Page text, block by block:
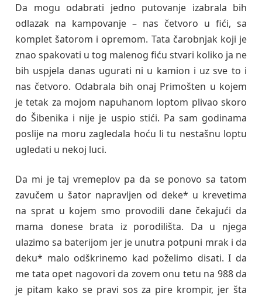
Da mogu odabrati jedno putovanje izabrala bih
odlazak na kampovanje – nas četvoro u fići, sa
komplet šatorom i opremom. Tata čarobnjak koji je
znao spakovati u tog malenog fiću stvari koliko ja ne
bih uspjela danas ugurati ni u kamion i uz sve to i
nas četvoro. Odabrala bih onaj Primošten u kojem
je tetak za mojom napuhanom loptom plivao skoro
do Šibenika i nije je uspio stići. Pa sam godinama
poslije na moru zagledala hoću li tu nestašnu loptu
ugledati u nekoj luci.
Da mi je taj vremeplov pa da se ponovo sa tatom
zavučem u šator napravljen od deke* u krevetima
na sprat u kojem smo provodili dane čekajući da
mama donese brata iz porodilišta. Da u njega
ulazimo sa baterijom jer je unutra potpuni mrak i da
deku* malo odškrinemo kad poželimo disati. I da
me tata opet nagovori da zovem onu tetu na 988 da
je pitam kako se pravi sos za pire krompir, jer šta